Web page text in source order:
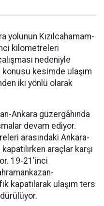
yolunun Kızılcahamam-
kilometreleri
nedeniyle
kesimde ulaşım
iki yönlü olarak
Ankara güzergâhında
devam ediyor.
arasındaki Ankara-
araçlar karşı
19-21'inci
kapatılarak ulaşım ters